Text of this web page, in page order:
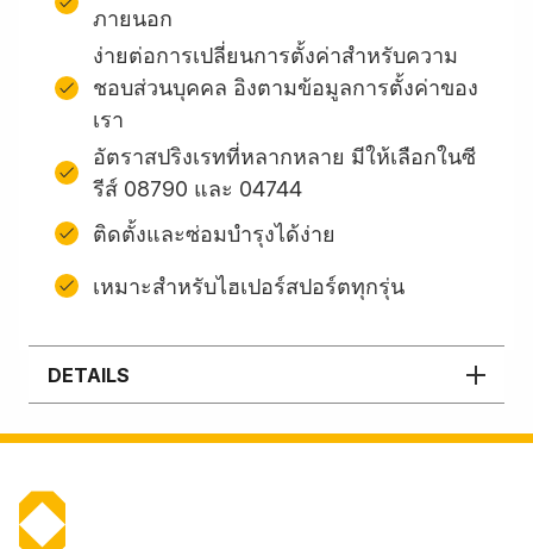
ภายนอก
ง่ายต่อการเปลี่ยนการตั้งค่าสําหรับความ
ชอบส่วนบุคคล อิงตามข้อมูลการตั้งค่าของ
เรา
อัตราสปริงเรทที่หลากหลาย มีให้เลือกในซี
รีส์ 08790 และ 04744
ติดตั้งและซ่อมบํารุงได้ง่าย
เหมาะสำหรับไฮเปอร์สปอร์ตทุกรุ่น
DETAILS